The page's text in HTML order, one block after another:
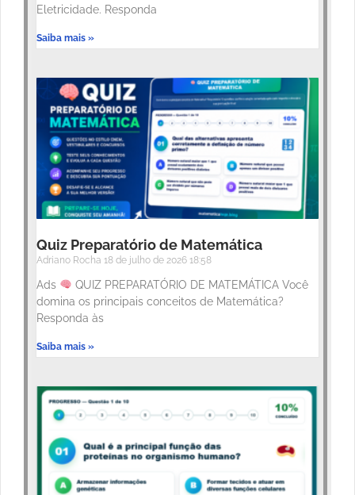
Eletricidade. Responda
Saiba mais »
Quiz Preparatório de Matemática
Adriano Rocha 18 de julho de 2026 18:58
Ads
QUIZ PREPARATÓRIO DE MATEMÁTICA Você
domina os principais conceitos de Matemática?
Responda às
Saiba mais »